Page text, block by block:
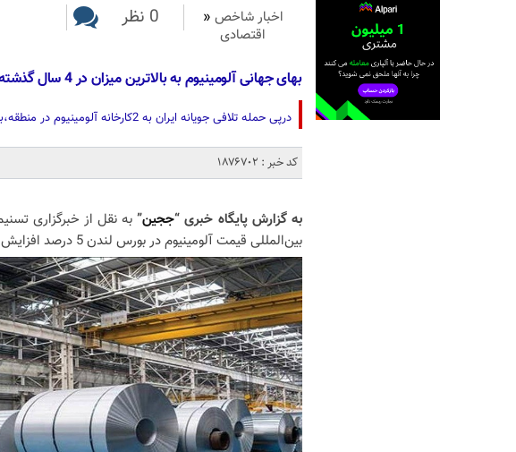
اخبار شاخص «
اقتصادی
0 نظر
بهای جهانی آلومینیوم به بالاترین میزان در 4 سال گذشته رسید
درپی حمله تلافی جویانه ایران به 2کارخانه آلومینیوم در منطقه،بهای این فلز به بالاترین میزان در 4 سال اخیر رسید.
کد خبر : 1876702
به گزارش پایگاه خبری “ججین” به نقل از خبرگزاری
بین‌المللی قیمت آلومینیوم در بورس لندن 5 درصد افزایش یافت.